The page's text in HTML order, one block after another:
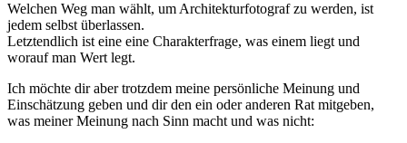
Welchen Weg man wählt, um Architekturfotograf zu werden, ist
jedem selbst überlassen.
Letztendlich ist eine eine Charakterfrage, was einem liegt und
worauf man Wert legt.
Ich möchte dir aber trotzdem meine persönliche Meinung und
Einschätzung geben und dir den ein oder anderen Rat mitgeben,
was meiner Meinung nach Sinn macht und was nicht: